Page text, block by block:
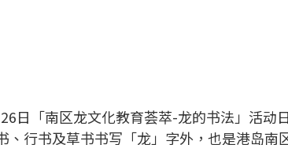
日「南区龙文化教育荟萃-龙的书法」活动
行书及草书书写「龙」字外，也是港岛南